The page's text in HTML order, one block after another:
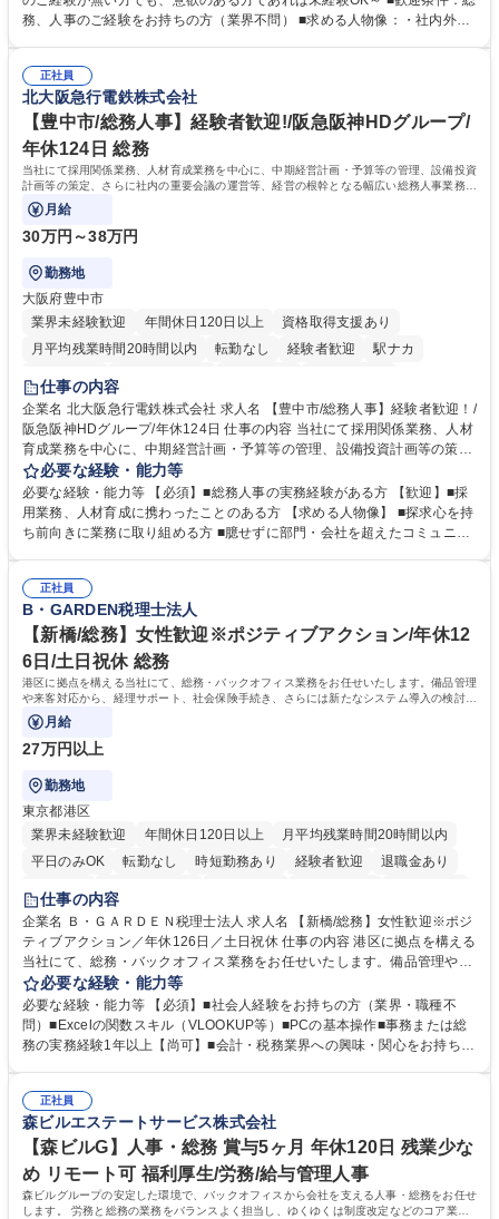
出張もございます。 ※担当業務を持ちつつ、お互いに助け合いながら、総
務、人事のご経験をお持ちの方（業界不問） ■求める人物像：・社内外の
正社員
北大阪急行電鉄株式会社
【豊中市/総務人事】経験者歓迎!/阪急阪神HDグループ/
年休124日 総務
当社にて採用関係業務、人材育成業務を中心に、中期経営計画・予算等の管理、設備投資
計画等の策定、さらに社内の重要会議の運営等、経営の根幹となる幅広い総務人事業務全
般を担当していただきます。
月給
30万円～38万円
勤務地
大阪府豊中市
業界未経験歓迎
年間休日120日以上
資格取得支援あり
月平均残業時間20時間以内
転勤なし 経験者歓迎
駅ナカ
退職金あり
土日祝休み
服装自由 昼食補助あり 食事補助あり
仕事の内容
企業名 北大阪急行電鉄株式会社 求人名 【豊中市/総務人事】経験者歓迎！/
阪急阪神HDグループ/年休124日 仕事の内容 当社にて採用関係業務、人材
育成業務を中心に、中期経営計画・予算等の管理、設備投資計画等の策
定、さらに社内の重要会議の運営等、経営の根幹となる幅広い総務人事業
務全般を担当していただきます。 【主な業務内容】 ■採用関係業務および
人材育成(社員研修)業務の推進 ■中期経営計画および予算等の管理 ■設備
投資計画等の策定 ■社内の重要会議の運営 ■その他総務人事業務全般 【入
務人事】経験者歓迎！/阪急阪神HDグループ/年休124日
必要な経験・能力等
必要な経験・能力等 【必須】■総務人事の実務経験がある方 【歓迎】■採
用業務、人材育成に携わったことのある方 【求める人物像】 ■探求心を持
ち前向きに業務に取り組める方 ■臆せずに部門・会社を超えたコミュニケ
囲のメンバーと協調しつつ主体性を持って能動的に業務を推進できる方 学
歴・資格 学歴：大学院 大学 高専 短大 専修学校 高校 語学力： 資格：
正社員
B・GARDEN税理士法人
【新橋/総務】女性歓迎※ポジティブアクション/年休12
6日/土日祝休 総務
港区に拠点を構える当社にて、総務・バックオフィス業務をお任せいたします。備品管理
や来客対応から、経理サポート、社会保険手続き、さらには新たなシステム導入の検討ま
で、幅広く組織を支える役割です。
月給
27万円以上
勤務地
東京都港区
業界未経験歓迎
年間休日120日以上
月平均残業時間20時間以内
平日のみOK
転勤なし 時短勤務あり 経験者歓迎
退職金あり
賞与あり
完全週休2日制
服装自由
仕事の内容
企業名 Ｂ・ＧＡＲＤＥＮ税理士法人 求人名 【新橋/総務】女性歓迎※ポジ
ティブアクション／年休126日／土日祝休 仕事の内容 港区に拠点を構える
当社にて、総務・バックオフィス業務をお任せいたします。備品管理や来
客対応から、経理サポート、社会保険手続き、さらには新たなシステム導
入の検討まで、幅広く組織を支える役割です。 ■備品発注・在庫管理、郵
送物対応、電話・来客対応 ■金融機関への外出業務（入出金管理補助）、
福利厚生・社内イベントの運営管理 ■社内ルールの整備、職場環境の改善
社内新システムの導入検討・比較検証 募集職種 【新橋/総務】女性歓迎※
ポジティブアクション／年休126日／土日祝休
必要な経験・能力等
必要な経験・能力等 【必須】■社会人経験をお持ちの方（業界・職種不
問）■Excelの関数スキル（VLOOKUP等）■PCの基本操作■事務または総
務の実務経験1年以上【尚可】■会計・税務業界への興味・関心をお持ちの
ィブアクション 学歴・資格 学歴：大学院 大学 高専 短大 専修学校 高校 語
学力： 資格：
正社員
森ビルエステートサービス株式会社
【森ビルG】人事・総務 賞与5ヶ月 年休120日 残業少な
め リモート可 福利厚生/労務/給与管理人事
森ビルグループの安定した環境で、バックオフィスから会社を支える人事・総務をお任せ
します。 労務と総務の業務をバランスよく担当し、ゆくゆくは制度改定などのコア業務